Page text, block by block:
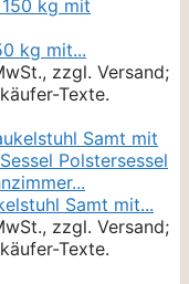
kg mit...
zzgl. Versand;
Texte.
Samt mit...
zzgl. Versand;
Texte.